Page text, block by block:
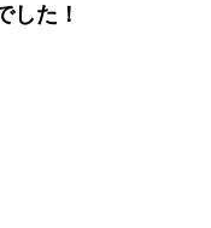
した！